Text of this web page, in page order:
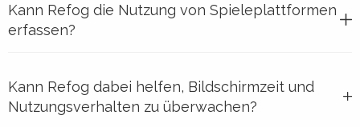
Kann Refog die Nutzung von Spieleplattformen
erfassen?
Kann Refog dabei helfen, Bildschirmzeit und
Nutzungsverhalten zu überwachen?